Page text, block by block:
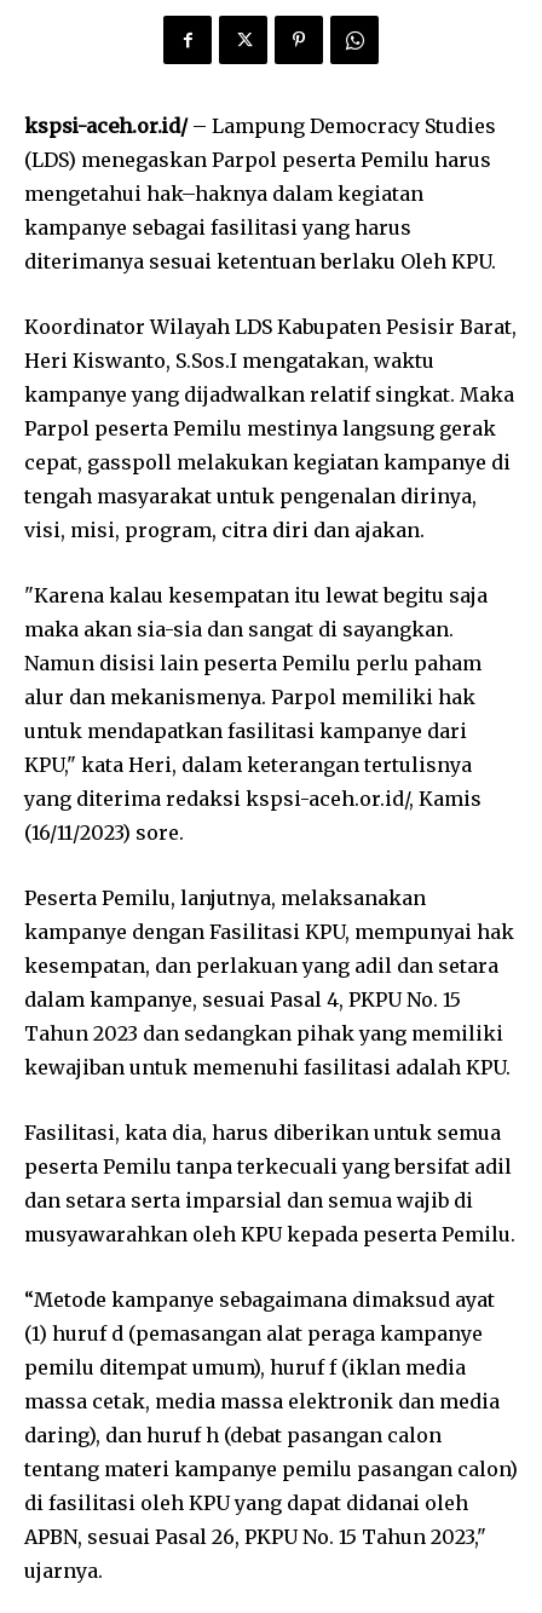
kspsi-aceh.or.id/– Lampung Democracy Studies
(LDS) menegaskan Parpol peserta Pemilu harus
mengetahui hak–haknya dalam kegiatan
kampanye sebagai fasilitasi yang harus
diterimanya sesuai ketentuan berlaku Oleh KPU.
Koordinator Wilayah LDS Kabupaten Pesisir Barat,
Heri Kiswanto, S.Sos.I mengatakan, waktu
kampanye yang dijadwalkan relatif singkat. Maka
Parpol peserta Pemilu mestinya langsung gerak
cepat, gasspoll melakukan kegiatan kampanye di
tengah masyarakat untuk pengenalan dirinya,
visi, misi, program, citra diri dan ajakan.
"Karena kalau kesempatan itu lewat begitu saja
maka akan sia-sia dan sangat di sayangkan.
Namun disisi lain peserta Pemilu perlu paham
alur dan mekanismenya. Parpol memiliki hak
untuk mendapatkan fasilitasi kampanye dari
KPU," kata Heri, dalam keterangan tertulisnya
yang diterima redaksi kspsi-aceh.or.id/, Kamis
(16/11/2023) sore.
Peserta Pemilu, lanjutnya, melaksanakan
kampanye dengan Fasilitasi KPU, mempunyai hak
kesempatan, dan perlakuan yang adil dan setara
dalam kampanye, sesuai Pasal 4, PKPU No. 15
Tahun 2023 dan sedangkan pihak yang memiliki
kewajiban untuk memenuhi fasilitasi adalah KPU.
Fasilitasi, kata dia, harus diberikan untuk semua
peserta Pemilu tanpa terkecuali yang bersifat adil
dan setara serta imparsial dan semua wajib di
musyawarahkan oleh KPU kepada peserta Pemilu.
“Metode kampanye sebagaimana dimaksud ayat
(1) huruf d (pemasangan alat peraga kampanye
pemilu ditempat umum), huruf f (iklan media
massa cetak, media massa elektronik dan media
daring), dan huruf h (debat pasangan calon
tentang materi kampanye pemilu pasangan calon)
di fasilitasi oleh KPU yang dapat didanai oleh
APBN, sesuai Pasal 26, PKPU No. 15 Tahun 2023,"
ujarnya.